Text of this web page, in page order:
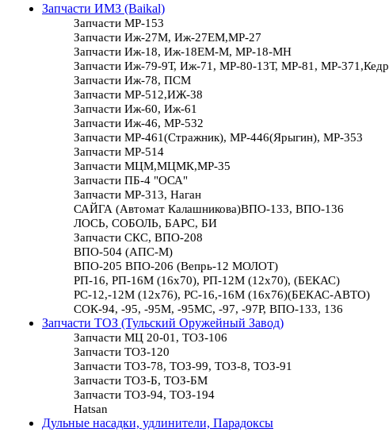
Запчасти ИМЗ (Baikal)
Запчасти МР-153
Запчасти Иж-27М, Иж-27ЕМ,МР-27
Запчасти Иж-18, Иж-18ЕМ-М, МР-18-МН
Запчасти Иж-79-9Т, Иж-71, МР-80-13Т, МР-81, МР-371,Кедр
Запчасти Иж-78, ПСМ
Запчасти МР-512,ИЖ-38
Запчасти Иж-60, Иж-61
Запчасти Иж-46, МР-532
Запчасти МР-461(Стражник), МР-446(Ярыгин), МР-353
Запчасти МР-514
Запчасти МЦМ,МЦМК,МР-35
Запчасти ПБ-4 "ОСА"
Запчасти МР-313, Наган
САЙГА (Автомат Калашникова)ВПО-133, ВПО-136
ЛОСЬ, СОБОЛЬ, БАРС, БИ
Запчасти СКС, ВПО-208
ВПО-504 (АПС-М)
ВПО-205 ВПО-206 (Вепрь-12 МОЛОТ)
РП-16, РП-16М (16х70), РП-12М (12х70), (БЕКАС)
РС-12,-12М (12х76), РС-16,-16М (16х76)(БЕКАС-АВТО)
СОК-94, -95, -95М, -95МС, -97, -97Р, ВПО-133, 136
Запчасти ТОЗ (Тульский Оружейный Завод)
Запчасти МЦ 20-01, ТОЗ-106
Запчасти ТОЗ-120
Запчасти ТОЗ-78, ТОЗ-99, ТОЗ-8, ТОЗ-91
Запчасти ТОЗ-Б, ТОЗ-БМ
Запчасти ТОЗ-94, ТОЗ-194
Hatsan
Дульные насадки, удлинители, Парадоксы